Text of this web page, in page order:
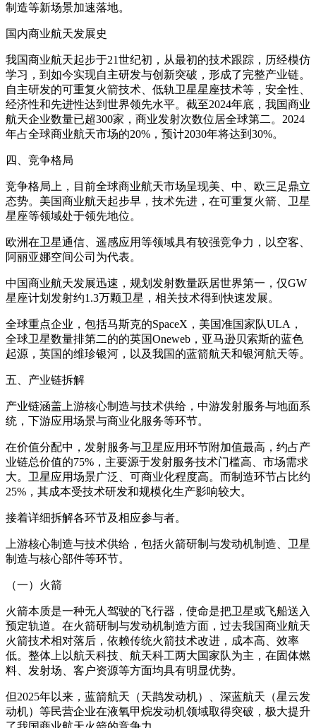
制造等新场景加速落地。
国内商业航天发展史
我国商业航天起步于21世纪初，从最初的技术跟踪，历经模仿
学习，到如今实现自主研发与创新突破，形成了完整产业链。
自主研发的可重复火箭技术、低轨卫星星座技术等，安全性、
经济性和先进性达到世界领先水平。截至2024年底，我国商业
航天企业数量已超300家，商业发射次数位居全球第二。2024
年占全球商业航天市场的20%，预计2030年将达到30%。
四、竞争格局
竞争格局上，目前全球商业航天市场呈现美、中、欧三足鼎立
态势。美国商业航天起步早，技术先进，在可重复火箭、卫星
星座等领域处于领先地位。
欧洲在卫星通信、遥感应用等领域具有较强竞争力，以空客、
阿丽亚娜空间公司为代表。
中国商业航天发展迅速，规划发射数量跃居世界第一，仅GW
星座计划发射约1.3万颗卫星，相关技术得到快速发展。
全球重点企业，包括马斯克的SpaceX，美国准国家队ULA，
全球卫星数量排第二的的英国Oneweb，亚马逊贝索斯的蓝色
起源，英国的维珍银河，以及我国的蓝箭航天和银河航天等。
五、产业链拆解
产业链涵盖上游核心制造与技术供给，中游发射服务与地面系
统，下游应用场景与商业化服务等环节。
在价值分配中，发射服务与卫星应用环节附加值最高，约占产
业链总价值的75%，主要源于发射服务技术门槛高、市场需求
大。卫星应用场景广泛、可商业化程度高。而制造环节占比约
25%，其成本受技术研发和规模化生产影响较大。
接着详细拆解各环节及相应参与者。
上游核心制造与技术供给，包括火箭研制与发动机制造、卫星
制造与核心部件等环节。
（一）火箭
火箭本质是一种无人驾驶的飞行器，使命是把卫星或飞船送入
预定轨道。在火箭研制与发动机制造方面，过去我国商业航天
火箭技术相对落后，依赖传统火箭技术改进，成本高、效率
低。整体上以航天科技、航天科工两大国家队为主，在固体燃
料、发射场、客户资源等方面均具有明显优势。
但2025年以来，蓝箭航天（天鹊发动机）、深蓝航天（星云发
动机）等民营企业在液氧甲烷发动机领域取得突破，极大提升